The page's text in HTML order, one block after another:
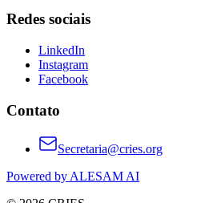
Redes sociais
LinkedIn
Instagram
Facebook
Contato
Secretaria@cries.org
Powered by ALESAM AI